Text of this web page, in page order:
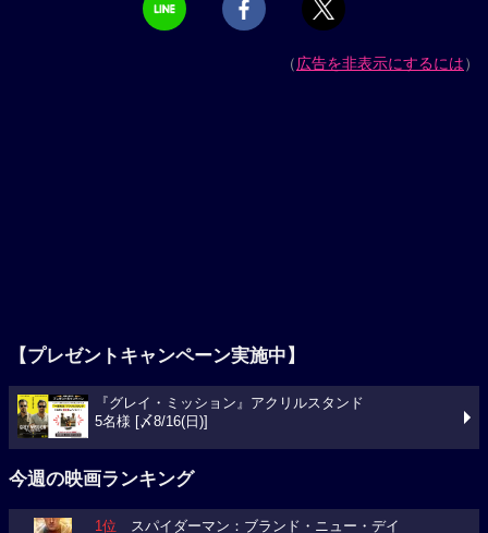
（広告を非表示にするには）
【プレゼントキャンペーン実施中】
『グレイ・ミッション』アクリルスタンド
5名様 [〆8/16(日)]
今週の映画ランキング
1位 スパイダーマン：ブランド・ニュー・デイ